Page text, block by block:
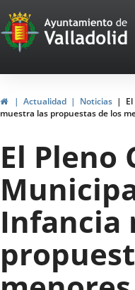
Portal
Web
del
de
Valladolid
InicioActualidad Noticias
muestra las propuestas de los
El Pleno
Infancia